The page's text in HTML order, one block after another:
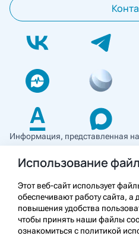
Информация, представленная
использоваться для
и не может служить заменой
применением необходимо
с противопоказаниями
о лекарственных средствах
предназначена для
работников.
Использование
Этот веб-сайт использует
обеспечивают работу сайта, а
повышения удобства
чтобы принять наши файлы
ознакомиться с политикой